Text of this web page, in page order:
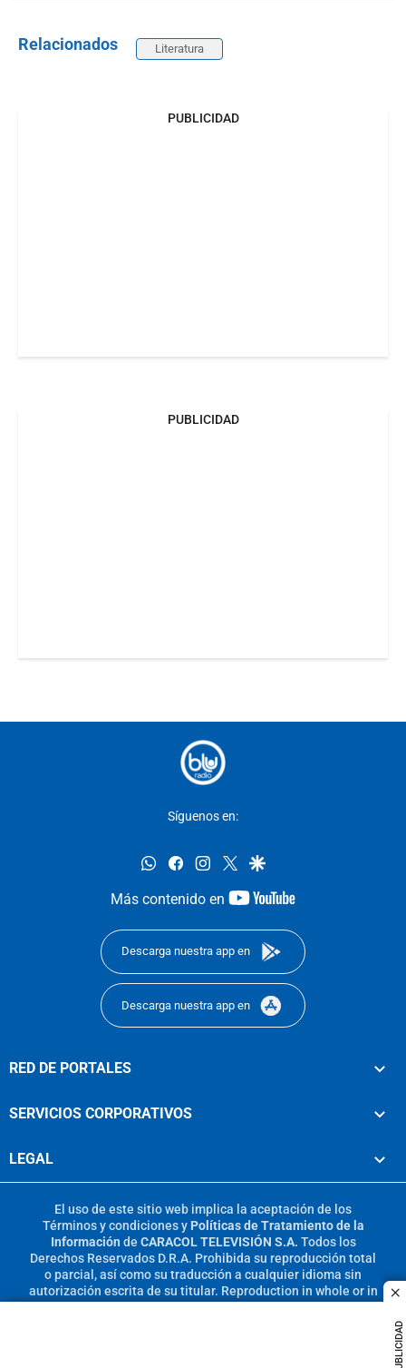
PUBLICIDAD
Relacionados Literatura
PUBLICIDAD
PUBLICIDAD
Síguenos en:
whatsappfacebookinstagram
twittergoogle
Más contenido en
youtube-
Descarga nuestra app en
Descarga nuestra app en
RED DE PORTALES
SERVICIOS CORPORATIVOS
LEGAL
El uso de este sitio web implica la aceptación de los
Términos y condicionesy Políticas de Tratamiento de la
Información de CARACOL TELEVISIÓN S.A. Todos los
Derechos Reservados D.R.A. Prohibida su reproducción total
o parcial, así como su traducción a cualquier idioma sin
autorización escrita de su titular. Reproduction in whole or in